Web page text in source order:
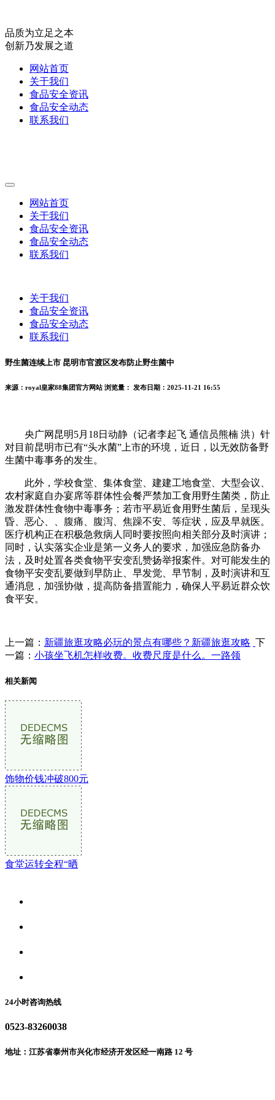
品质为立足之本
创新乃发展之道
网站首页
关于我们
食品安全资讯
食品安全动态
联系我们
网站首页
关于我们
食品安全资讯
食品安全动态
联系我们
关于我们
食品安全资讯
食品安全动态
联系我们
野生菌连续上市 昆明市官渡区发布防止野生菌中
来源：royal皇家88集团官方网站 浏览量： 发布日期：2025-11-21 16:55
央广网昆明5月18日动静（记者李起飞 通信员熊楠 洪）针
对目前昆明市已有“头水菌”上市的环境，近日，以无效防备野
生菌中毒事务的发生。
此外，学校食堂、集体食堂、建建工地食堂、大型会议、
农村家庭自办宴席等群体性会餐严禁加工食用野生菌类，防止
激发群体性食物中毒事务；若市平易近食用野生菌后，呈现头
昏、恶心、、腹痛、腹泻、焦躁不安、等症状，应及早就医。
医疗机构正在积极急救病人同时要按照向相关部分及时演讲；
同时，认实落实企业是第一义务人的要求，加强应急防备办
法，及时处置各类食物平安变乱赞扬举报案件。对可能发生的
食物平安变乱要做到早防止、早发觉、早节制，及时演讲和互
通消息，加强协做，提高防备措置能力，确保人平易近群众饮
食平安。
上一篇： 新疆旅逛攻略必玩的景点有哪些？新疆旅逛攻略 下
一篇： 小孩坐飞机怎样收费。收费尺度是什么。一路领
相关新闻
饰物价钱冲破800元
食堂运转全程“晒
24小时咨询热线
0523-83260038
地址：江苏省泰州市兴化市经济开发区经一南路 12 号